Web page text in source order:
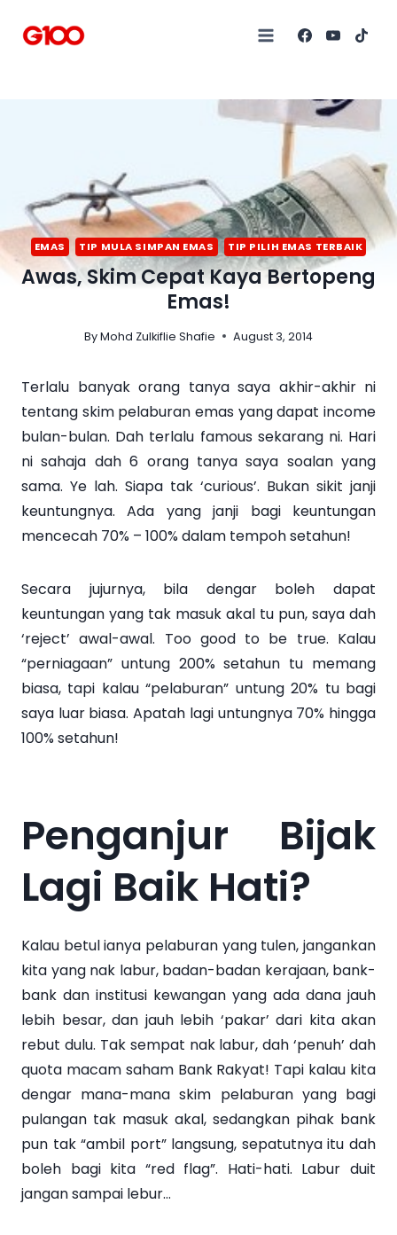
EMAS TIP MULA SIMPAN EMAS TIP PILIH EMAS TERBAIK
Awas, Skim Cepat Kaya Bertopeng
Emas!
ByMohd Zulkiflie Shafie August 3, 2014
Terlalu banyak orang tanya saya akhir-akhir ni
tentang skim pelaburan emas yang dapat income
bulan-bulan. Dah terlalu famous sekarang ni. Hari
ni sahaja dah 6 orang tanya saya soalan yang
sama. Ye lah. Siapa tak ‘curious’. Bukan sikit janji
keuntungnya. Ada yang janji bagi keuntungan
mencecah 70% – 100% dalam tempoh setahun!
Secara jujurnya, bila dengar boleh dapat
keuntungan yang tak masuk akal tu pun, saya dah
‘reject’ awal-awal. Too good to be true. Kalau
“perniagaan” untung 200% setahun tu memang
biasa, tapi kalau “pelaburan” untung 20% tu bagi
saya luar biasa. Apatah lagi untungnya 70% hingga
100% setahun!
Penganjur Bijak
Lagi Baik Hati?
Kalau betul ianya pelaburan yang tulen, jangankan
kita yang nak labur, badan-badan kerajaan, bank-
bank dan institusi kewangan yang ada dana jauh
lebih besar, dan jauh lebih ‘pakar’ dari kita akan
rebut dulu. Tak sempat nak labur, dah ‘penuh’ dah
quota macam saham Bank Rakyat! Tapi kalau kita
dengar mana-mana skim pelaburan yang bagi
pulangan tak masuk akal, sedangkan pihak bank
pun tak “ambil port” langsung, sepatutnya itu dah
boleh bagi kita “red flag”. Hati-hati. Labur duit
jangan sampai lebur…